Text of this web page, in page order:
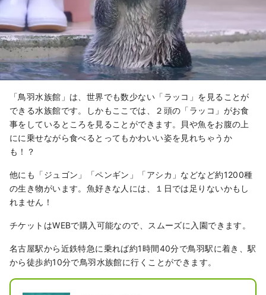
「鳥羽水族館」は、世界でも数少ない「ラッコ」を見ることが
できる水族館です。しかもここでは、２頭の「ラッコ」がお食
事をしているところを見ることができます。貝や魚をお腹の上
にに乗せながら食べるとってもかわいい姿を見れちゃうか
も！？
他にも「ジュゴン」「ペンギン」「アシカ」などなど約1200種
の生き物がいます。魚好きな人には、１日では足りないかもし
れません！
チケットはWEBで購入可能なので、スムーズに入園できます。
名古屋駅から近鉄特急に乗れば約1時間40分で鳥羽駅に着き、駅
から徒歩約10分で鳥羽水族館に行くことができます。